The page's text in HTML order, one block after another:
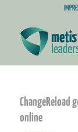
ChangeReload
online